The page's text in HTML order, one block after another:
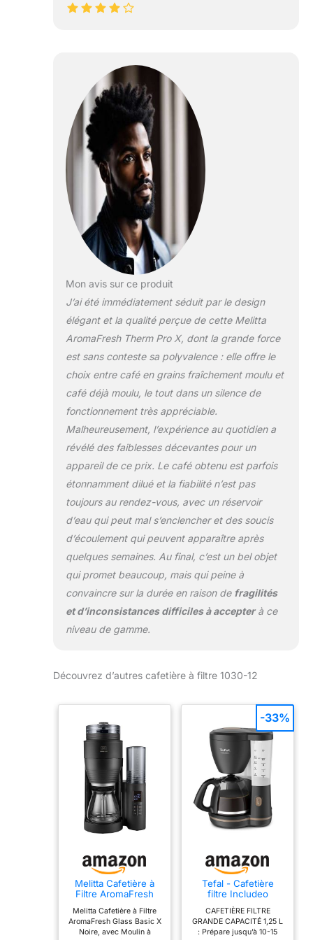
Mon avis sur ce produit
J’ai été immédiatement séduit par le design
élégant et la qualité perçue de cette Melitta
AromaFresh Therm Pro X, dont la grande force
est sans conteste sa polyvalence : elle offre le
choix entre café en grains fraîchement moulu et
café déjà moulu, le tout dans un silence de
fonctionnement très appréciable.
Malheureusement, l’expérience au quotidien a
révélé des faiblesses décevantes pour un
appareil de ce prix. Le café obtenu est parfois
étonnamment dilué et la fiabilité n’est pas
toujours au rendez-vous, avec un réservoir
d’eau qui peut mal s’enclencher et des soucis
d’écoulement qui peuvent apparaître après
quelques semaines. Au final, c’est un bel objet
qui promet beaucoup, mais qui peine à
convaincre sur la durée en raison de fragilités
et d’inconsistances difficiles à accepterà ce
niveau de gamme.
Découvrez d’autres cafetière à filtre 1030-12
Melitta Cafetière à
Filtre AromaFresh
avec Moulin à grains
en Céramique
Intégré, Fonction
Melitta Cafetière à Filtre
AromaFresh Glass Basic X
Noire, avec Moulin à
Tefal - Cafetière
filtre Includeo
Ergonomique - 1,25
L - Noire
CAFETIÈRE FILTRE
GRANDE CAPACITÉ 1,25 L
: Prépare jusqu’à 10-15
-33%